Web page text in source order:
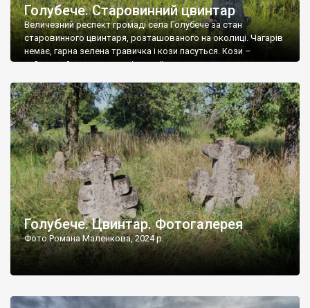
Голубече. Старовинний цвинтар
Величезний респект громаді села Голубече за стан
старовинного цвинтаря, розташованого на околиці. Чагарів
немає, гарна зелена травичка і кози пасуться. Кози –
найкращий регулятор шкідливої, для старих кладовищ,
бруньками, кози ті бруньки обгризають, бо то улюблений
делікатес. На цвинтарі у Голубечому ціла колекція
різноманітних форм хрестів. Село відносно невелике, […]
Голубече. Цвинтар. Фотогалерея
Фото Романа Маленкова, 2024 р.